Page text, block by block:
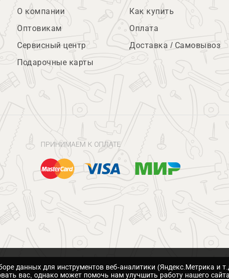
О компании
Оптовикам
Сервисный центр
Подарочные карты
Как купить
Оплата
Доставка / Самовывоз
ПРИНИМАЕМ К ОПЛАТЕ
данных для инструментов веб-аналитики (Яндекс.Метрика и
вас, однако может помочь нам улучшить работу нашего